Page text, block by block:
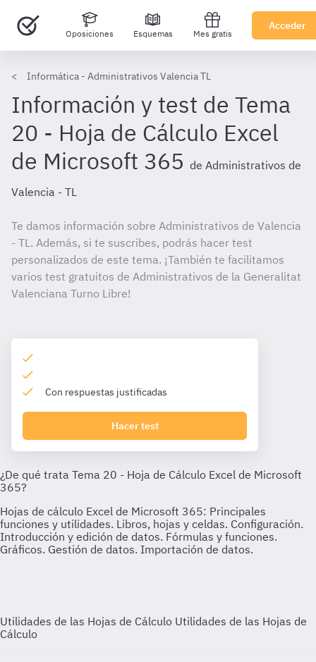
Oposiciones Esquemas Mes gratis
Acceder
Informática - Administrativos Valencia TL
Información y test de Tema
20 - Hoja de Cálculo Excel
de Microsoft 365 de Administrativos de
Valencia - TL
Te damos información sobre Administrativos de Valencia
- TL. Además, si te suscribes, podrás hacer test
personalizados de este tema. ¡También te facilitamos
varios test gratuitos de Administrativos de la Generalitat
Valenciana Turno Libre!
Con respuestas justificadas
Hacer test
Utilidades de las Hojas de Cálculo Utilidades de las Hojas de
Cálculo